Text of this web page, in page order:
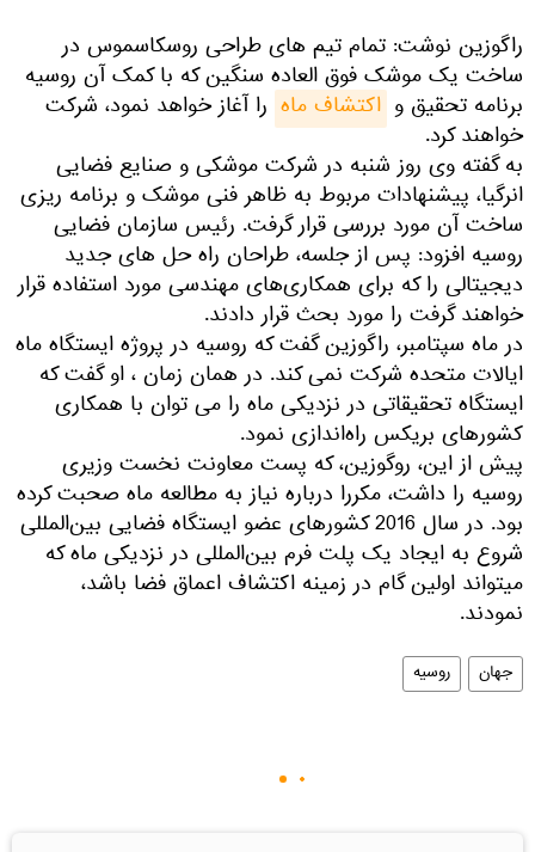
راگوزین نوشت: تمام تیم های طراحی روسکاسموس در
ساخت یک موشک فوق العاده سنگین که با کمک آن روسیه
برنامه تحقیق و اکتشاف ماه را آغاز خواهد نمود، شرکت
خواهند کرد.
به گفته وی روز شنبه در شرکت موشکی و صنایع فضایی
انرگیا، پیشنهادات مربوط به ظاهر فنی موشک و برنامه ریزی
ساخت آن مورد بررسی قرار گرفت. رئیس سازمان فضایی
روسیه افزود: پس از جلسه، طراحان راه حل های جدید
دیجیتالی را که برای همکاری‌های مهندسی مورد استفاده قرار
خواهند گرفت را مورد بحث قرار دادند.
در ماه سپتامبر، راگوزین گفت که روسیه در پروژه ایستگاه ماه
ایالات متحده شرکت نمی کند. در همان زمان ، او گفت که
ایستگاه تحقیقاتی در نزدیکی ماه را می توان با همکاری
کشورهای بریکس راه‌اندازی نمود.
پیش از این، روگوزین، که پست معاونت نخست وزیری
روسیه را داشت، مکررا درباره نیاز به مطالعه ماه صحبت کرده
بود. در سال 2016 کشورهای عضو ایستگاه فضایی بین‌المللی
شروع به ایجاد یک پلت فرم بین‌المللی در نزدیکی ماه که
میتواند اولین گام در زمینه اکتشاف اعماق فضا باشد،
نمودند.
جهان روسیه